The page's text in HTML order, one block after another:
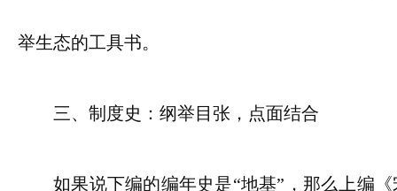
举生态的工具书。
三、制度史：纲举目张，点面结合
如果说下编的编年史是“地基”，那么上编